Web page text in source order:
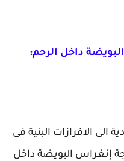
الى الافرازات البنية فى
إنغراس البويضة داخل